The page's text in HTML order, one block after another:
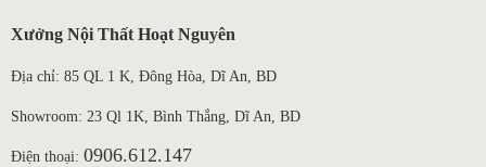
Xưởng Nội Thất Hoạt Nguyên
Địa chỉ: 85 QL 1 K, Đông Hòa, Dĩ An, BD
Showroom: 23 Ql 1K, Bình Thắng, Dĩ An, BD
Điện thoại: 0906.612.147